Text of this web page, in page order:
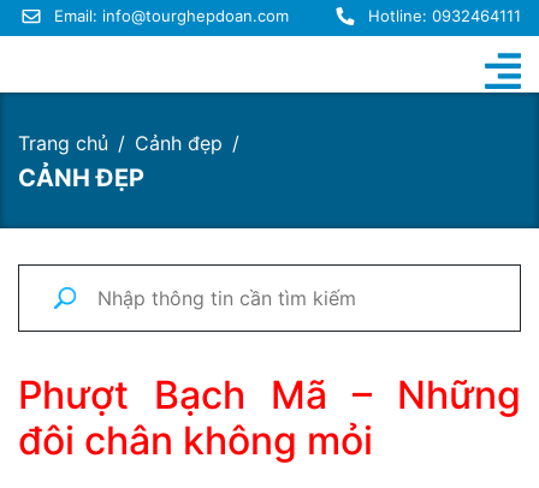
Email: info@tourghepdoan.com Hotline: 0932464111
Trang chủ Cảnh đẹp
CẢNH ĐẸP
Phượt Bạch Mã – Những
đôi chân không mỏi